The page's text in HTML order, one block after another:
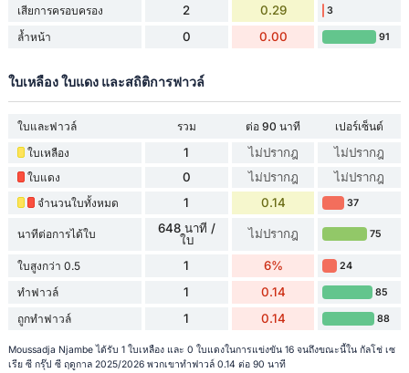
เสียการครอบครอง 2 0.29 3
ล้ำหน้า 0 0.00 91
ใบเหลือง ใบแดง และสถิติการฟาวล์
ใบและฟาวล์ รวม ต่อ 90 นาที
เปอร์เซ็นต์
ใบเหลือง
1 ไม่ปรากฎ ไม่ปรากฎ
ใบแดง 0 ไม่ปรากฎ ไม่ปรากฎ
จำนวนใบทั้งหมด 1 0.14 37
นาทีต่อการได้ใบ
648 นาที /
ใบ
ไม่ปรากฎ 75
ใบสูงกว่า 0.5 1 6% 24
ทำฟาวล์ 1 0.14 85
ถูกทำฟาวล์ 1 0.14 88
Moussadja Njambe ได้รับ 1 ใบเหลือง และ 0 ใบแดงในการแข่งขัน 16 จนถึงขณะนี้ใน กัลโช่ เซ
เรีย ซี กรุ๊ป ซี ฤดูกาล 2025/2026 พวกเขาทำฟาวล์ 0.14 ต่อ 90 นาที